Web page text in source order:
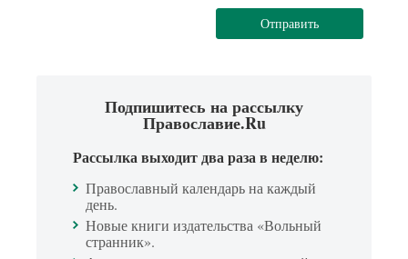
Отправить
Подпишитесь на рассылку
Православие.Ru
Рассылка выходит два раза в неделю:
Православный календарь на каждый
день.
Новые книги издательства «Вольный
странник».